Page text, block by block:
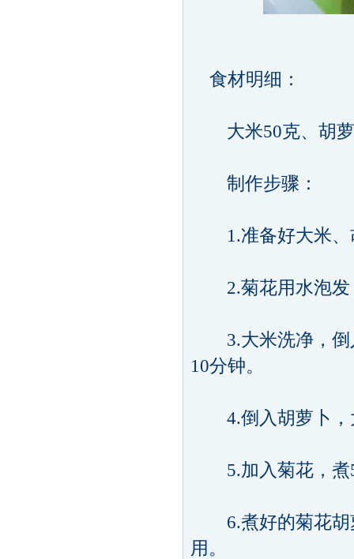
食材明细：
大米50克、胡萝
制作步骤：
1.准备好大米、
2.菊花用水泡发
3.大米洗净，倒
10分钟。
4.倒入胡萝卜，
5.加入菊花，煮
6.煮好的菊花胡
用。